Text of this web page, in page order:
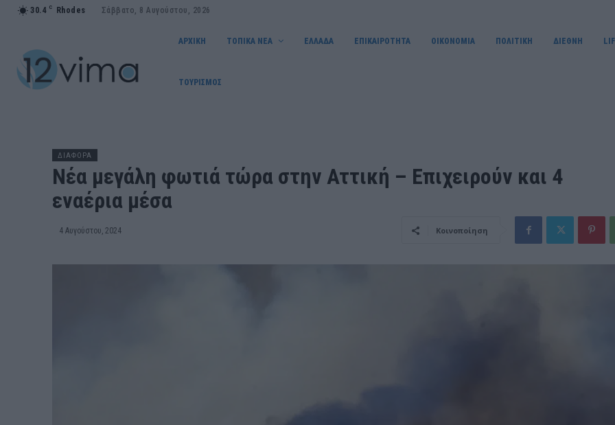
30.4 C Rhodes Σάββατο, 8 Αυγούστου, 2026
ΑΡΧΙΚΗ ΤΟΠΙΚΑ ΝΕΑ ΕΛΛΑΔΑ ΕΠΙΚΑΙΡΟΤΗΤΑ OIKONOMIA ΠΟΛΙΤΙΚΗ ΔΙΕΘΝΗ
ΤΟΥΡΙΣΜΟΣ
ΔΙΑΦΟΡΑ
Νέα μεγάλη φωτιά τώρα στην Αττική – Επιχειρούν και 4
εναέρια μέσα
4 Αυγούστου, 2024 Κοινοποίηση